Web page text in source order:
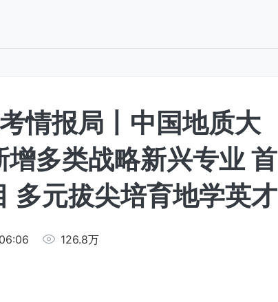
情报局丨中国地质大
多类战略新兴专业 首
多元拔尖培育地学英才
126.8万